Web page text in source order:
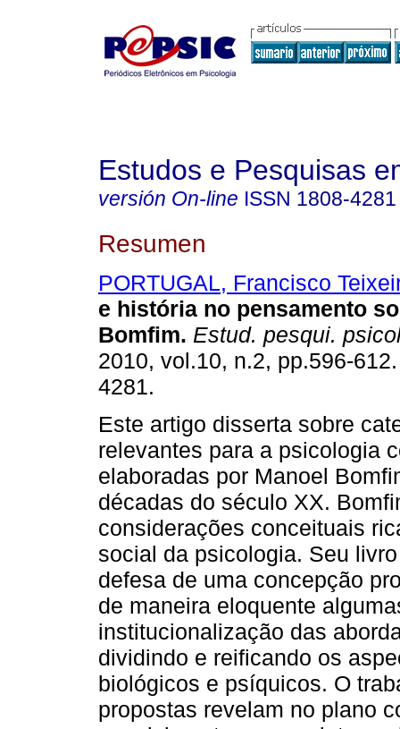
Estudos e Pesquisas
versión On-line ISSN 1808-4281
Resumen
PORTUGAL, Francisco
e história no pensamento
Bomfim. Estud. pesqui.
2010, vol.10, n.2, pp.596-
4281.
Este artigo disserta sobre
relevantes para a psicologia
elaboradas por Manoel
décadas do século XX.
considerações conceituais
social da psicologia. Seu
defesa de uma concepção
de maneira eloquente
institucionalização das
dividindo e reificando os
biológicos e psíquicos. O
propostas revelam no plano